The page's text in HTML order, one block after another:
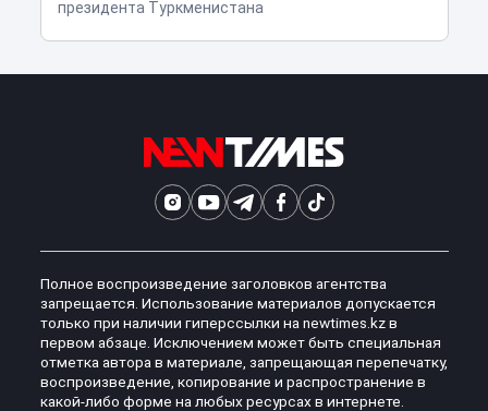
президента Туркменистана
Полное воспроизведение заголовков агентства
запрещается. Использование материалов допускается
только при наличии гиперссылки на newtimes.kz в
первом абзаце. Исключением может быть специальная
отметка автора в материале, запрещающая перепечатку,
воспроизведение, копирование и распространение в
какой-либо форме на любых ресурсах в интернете.